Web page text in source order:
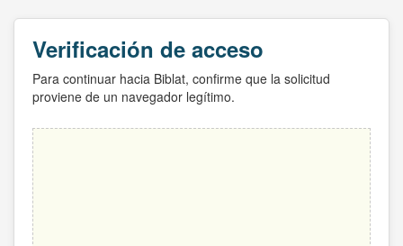
Verificación de acceso
Para continuar hacia Biblat, confirme que la solicitud
proviene de un navegador legítimo.